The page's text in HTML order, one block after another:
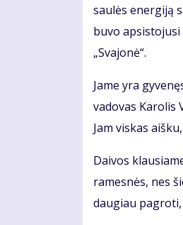
saulės energiją
buvo
„Svajonė“.
Jame yra
vadovas Karolis
Jam viskas
Daivos
ramesnės, nes
daugiau